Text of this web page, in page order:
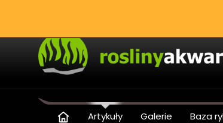
Artykuły Galerie Baza